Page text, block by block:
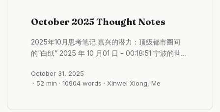
around the outer circle of Angkor Wat for three
days with a splitting headache, yet not
stopping. But I also know that those “cliffs”
cosmic-level monologues in one’s own mind
after getting drunk late at night in a foreign
October 2025 Thought Notes
2025年10月思考笔记 嘉兴的潜力：顶级都市圈间
的“白纸” 2025 年 10 月01 日 - 00:18:51 宁波的世界
业兜底 相比较而言，嘉兴位置绝佳，两个顶级都市
圈中间 长三角核心区不可或缺的超级节点 相对来说
可以填满故事的白纸 #格物/城市发展 高层建筑的潜
October 31, 2025
· 52 min · 10904 words · Xinwei Xiong, Me